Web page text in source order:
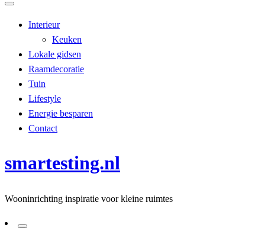
Interieur
Keuken
Lokale gidsen
Raamdecoratie
Tuin
Lifestyle
Energie besparen
Contact
smartesting.nl
Wooninrichting inspiratie voor kleine ruimtes